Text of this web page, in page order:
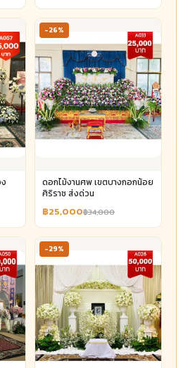
-26%
ดอกไม้งานศพ เขตบางกอกน้อย
ศิริราช ส่งด่วน
฿25,000฿34,000
-29%